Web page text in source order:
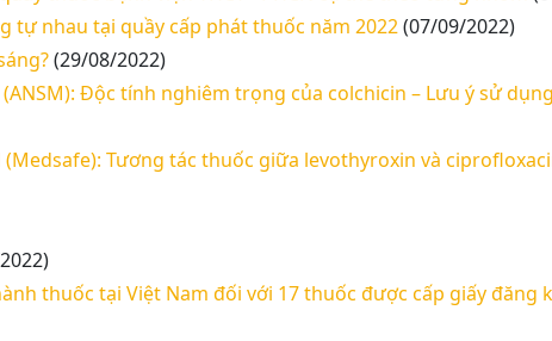
nhau tại quầy cấp phát thuốc năm 2022(07/09/2022)
(29/08/2022)
Độc tính nghiêm trọng của colchicin – Lưu ý sử
Tương tác thuốc giữa levothyroxin và
thuốc tại Việt Nam đối với 17 thuốc được cấp giấy đăng